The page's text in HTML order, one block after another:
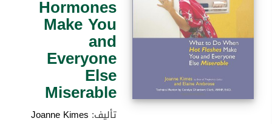
Hormones
Make You
and
Everyone
Else
Miserable
تأليف: Joanne Kimes